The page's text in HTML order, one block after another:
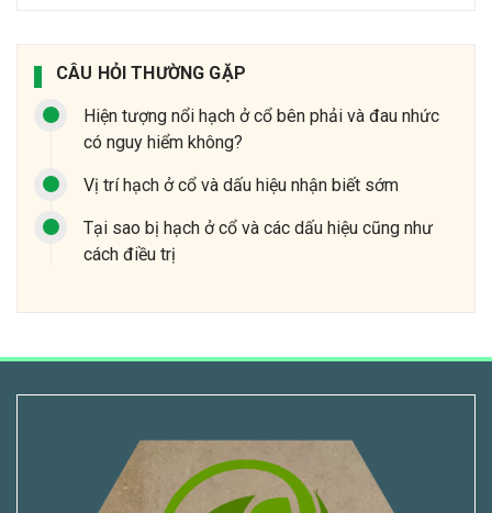
CÂU HỎI THƯỜNG GẶP
Hiện tượng nổi hạch ở cổ bên phải và đau nhức
có nguy hiểm không?
Vị trí hạch ở cổ và dấu hiệu nhận biết sớm
Tại sao bị hạch ở cổ và các dấu hiệu cũng như
cách điều trị